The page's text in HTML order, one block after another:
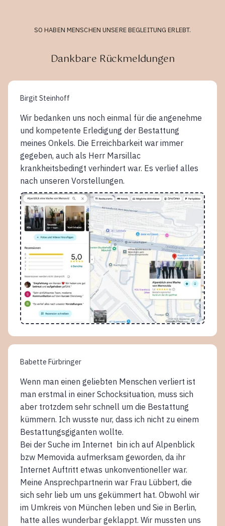
SO HABEN MENSCHEN UNSERE BEGLEITUNG ERLEBT.
Dankbare Rückmeldungen
Birgit Steinhoff
Wir bedanken uns noch einmal für die angenehme
und kompetente Erledigung der Bestattung
meines Onkels. Die Erreichbarkeit war immer
gegeben, auch als Herr Marsillac
krankheitsbedingt verhindert war. Es verlief alles
nach unseren Vorstellungen.
Babette Fürbringer
Wenn man einen geliebten Menschen verliert ist
man erstmal in einer Schocksituation, muss sich
aber trotzdem sehr schnell um die Bestattung
kümmern. Ich wusste nur, dass ich nicht zu einem
Bestattungsgiganten wollte.
Bei der Suche im Internet bin ich auf Alpenblick
bzw Memovida aufmerksam geworden, da ihr
Internet Auftritt etwas unkonventioneller war.
Meine Ansprechpartnerin war Frau Lübbert, die
sich sehr lieb um uns gekümmert hat. Obwohl wir
im Umkreis von München leben und Sie in Berlin,
hatte alles wunderbar geklappt. Wir mussten uns